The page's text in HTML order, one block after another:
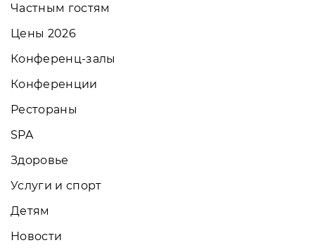
Частным гостям
Цены 2026
Конференц-залы
Конференции
Рестораны
SPA
Здоровье
Услуги и спорт
Детям
Новости